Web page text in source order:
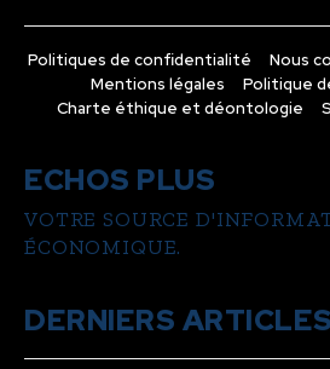
Politiques de confidentialité Nous
Mentions légales
Politique
Charte éthique et déontologie
ECHOS PLUS
VOTRE SOURCE
ÉCONOMIQUE.
DERNIERS ARTICLES